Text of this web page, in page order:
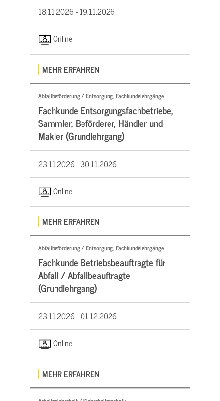
18.11.2026 -19.11.2026
Online
MEHR ERFAHREN
Abfallbeförderung / Entsorgung, Fachkundelehrgänge
Fachkunde Entsorgungsfachbetriebe,
Sammler, Beförderer, Händler und
Makler (Grundlehrgang)
23.11.2026 -30.11.2026
Online
MEHR ERFAHREN
Abfallbeförderung / Entsorgung, Fachkundelehrgänge
Fachkunde Betriebsbeauftragte für
Abfall / Abfallbeauftragte
(Grundlehrgang)
23.11.2026 -01.12.2026
Online
MEHR ERFAHREN